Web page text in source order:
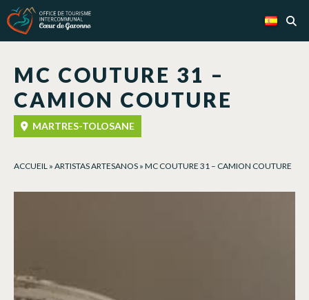
MC COUTURE 31 –
CAMION COUTURE
MARTRES-TOLOSANE
ACCUEIL » ARTISTAS ARTESANOS » MC COUTURE 31 – CAMION COUTURE
Panel de gestión de cookies